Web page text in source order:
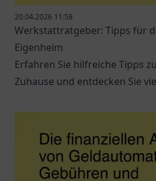
20.04.2026 11:58
Werkstattratgeber: Tipps für
Eigenheim
Erfahren Sie hilfreiche Tipps
Zuhause und entdecken Sie